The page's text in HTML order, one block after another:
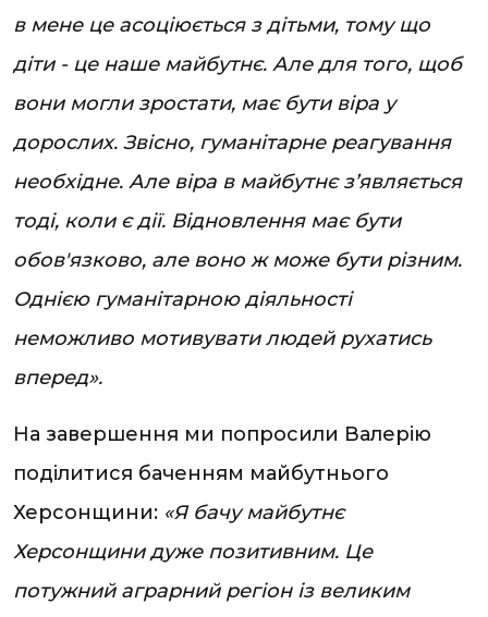
в мене це асоціюється з дітьми, тому що
діти - це наше майбутнє. Але для того, щоб
вони могли зростати, має бути віра у
дорослих. Звісно, гуманітарне реагування
необхідне. Але віра в майбутнє з’являється
тоді, коли є дії. Відновлення має бути
обов'язково, але воно ж може бути різним.
Однією гуманітарною діяльності
неможливо мотивувати людей рухатись
вперед».
На завершення ми попросили Валерію
поділитися баченням майбутнього
Херсонщини: «Я бачу майбутнє
Херсонщини дуже позитивним. Це
потужний аграрний регіон із великим